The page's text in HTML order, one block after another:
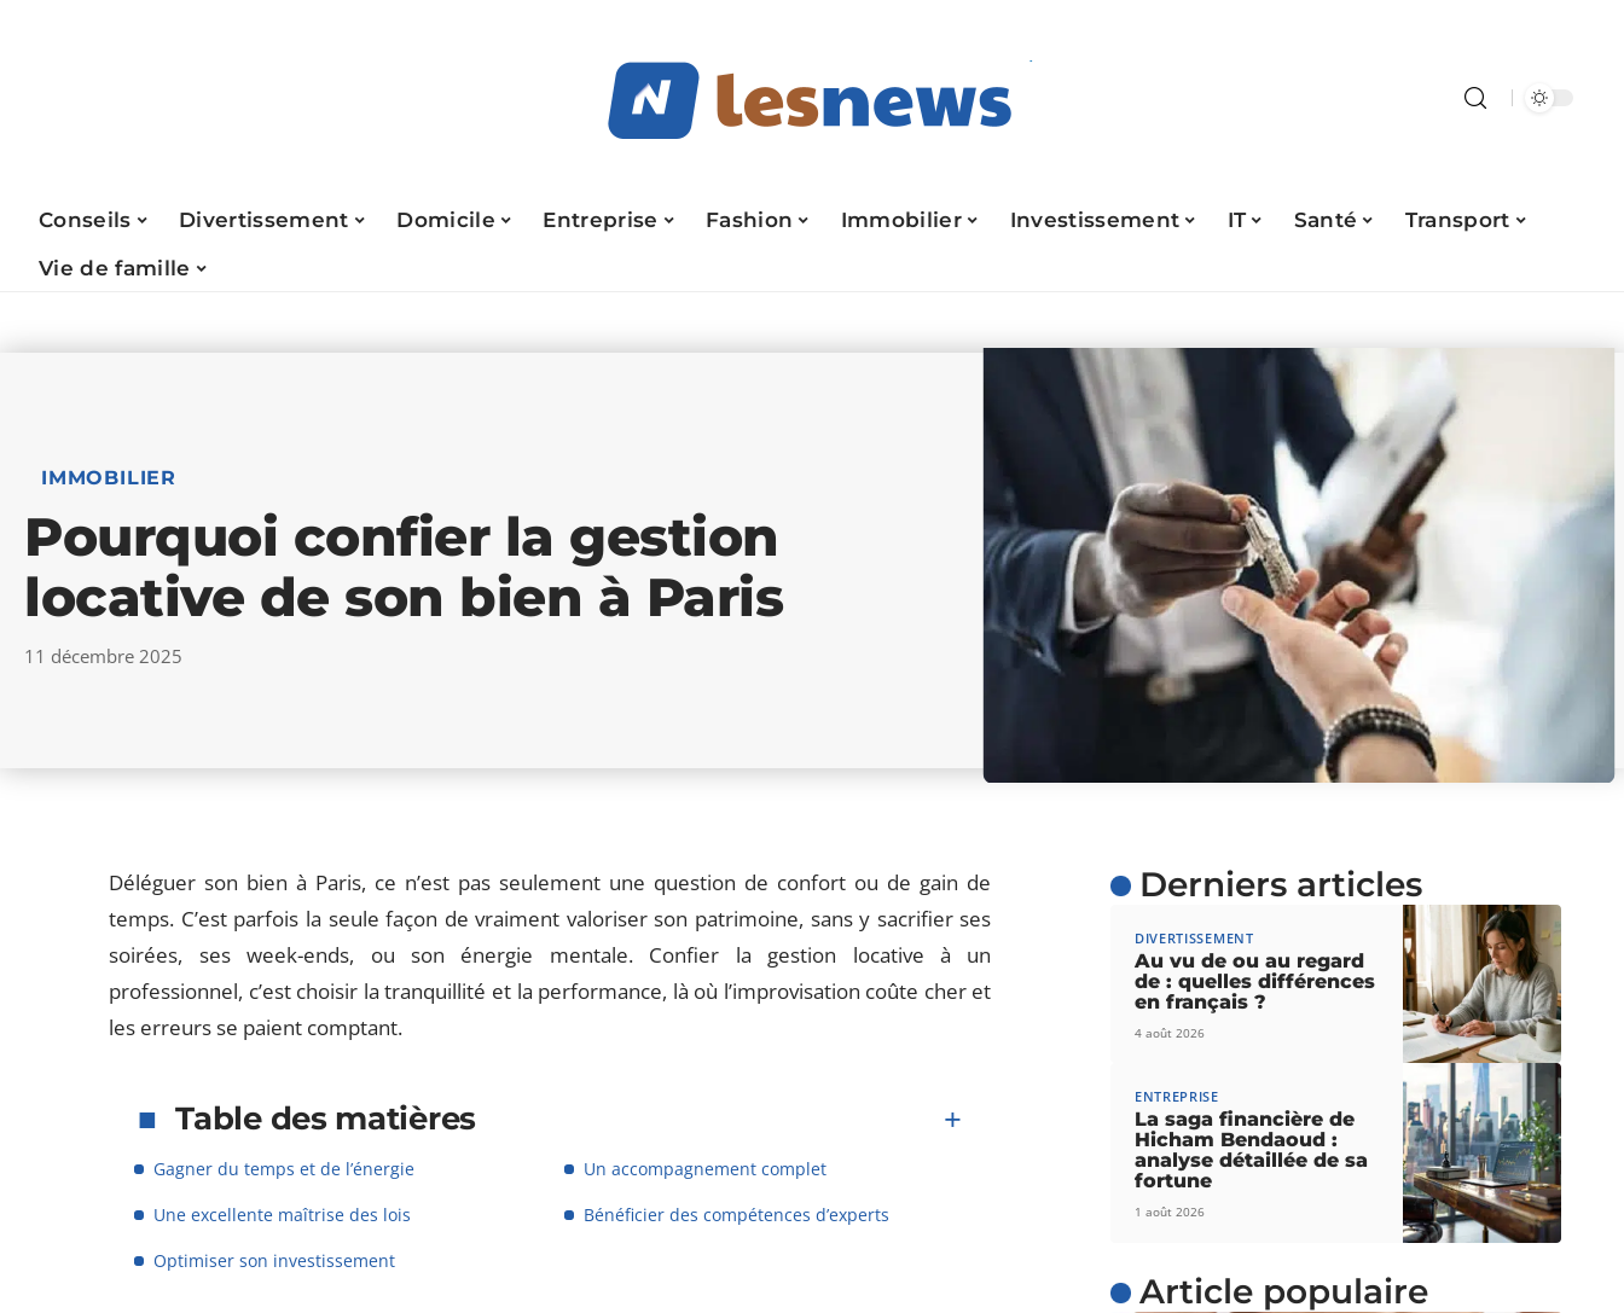
Conseils Divertissement Domicile Entreprise Fashion Immobilier Investissement IT Santé
Transport
Vie de famille
IMMOBILIER
Pourquoi confier la gestion
locative de son bien à Paris
11 décembre 2025
Déléguer son bien à Paris, ce n’est pas seulement une question de confort ou de gain de
temps. C’est parfois la seule façon de vraiment valoriser son patrimoine, sans y sacrifier ses
soirées, ses week-ends, ou son énergie mentale. Confier la gestion locative à un
professionnel, c’est choisir la tranquillité et la performance, là où l’improvisation coûte cher et
les erreurs se paient comptant.
Table des matières
Gagner du temps et de l’énergie
Un accompagnement complet
Une excellente maîtrise des lois
Bénéficier des compétences d’experts
Optimiser son investissement
Derniers articles
DIVERTISSEMENT
Au vu de ou au regard
de : quelles différences
en français ?
4 août 2026
ENTREPRISE
La saga financière de
Hicham Bendaoud :
analyse détaillée de sa
fortune
1 août 2026
Article populaire